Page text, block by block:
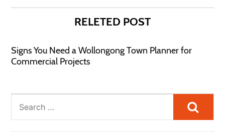
RELETED POST
Signs You Need a Wollongong Town Planner for
Commercial Projects